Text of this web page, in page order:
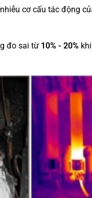
cơ cấu tác động
đo sai từ 10% - 20%khi